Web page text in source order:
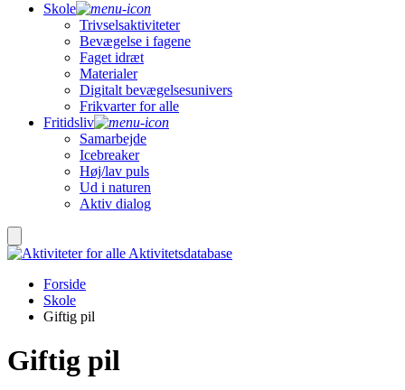
Skole
Trivselsaktiviteter
Bevægelse i fagene
Faget idræt
Materialer
Digitalt bevægelsesunivers
Frikvarter for alle
Fritidsliv
Samarbejde
Icebreaker
Høj/lav puls
Ud i naturen
Aktiv dialog
Aktivitetsdatabase
Forside
Skole
Giftig pil
Giftig pil